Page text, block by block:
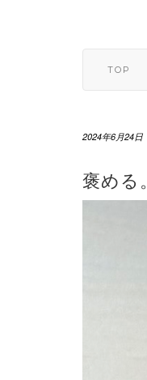
TOP
2024年6月24日
褒める。